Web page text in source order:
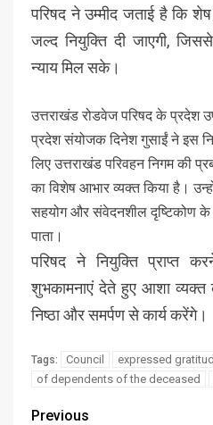
परिषद ने उम्मीद जताई है कि
जल्द नियुक्ति दी जाएगी, जिससे
न्याय मिल सके।
उत्तराखंड रोडवेज परिषद के प्रदेश
प्रदेश संयोजक दिनेश गुसाईं ने इस
लिए उत्तराखंड परिवहन निगम की
का विशेष आभार व्यक्त किया है।
सहयोग और संवेदनशील दृष्टिकोण के
पाता।
परिषद ने नियुक्ति प्राप्त
शुभकामनाएं देते हुए आशा व्यक्त
निष्ठा और समर्पण से कार्य करेंगे।
Tags: Council expressed
of dependents of the deceased
Previous